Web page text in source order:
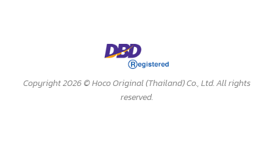
Copyright 2026 ©Hoco Original (Thailand) Co., Ltd. All rights
reserved.